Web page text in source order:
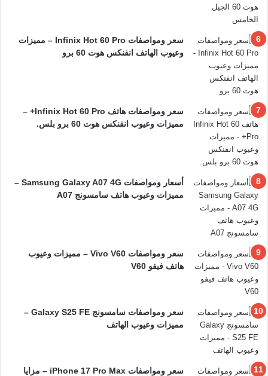
سعر ومواصفات Infinix Hot 60 Pro – مميزات
وعيوب الهاتف انفنكس هوت 60 برو
سعر ومواصفات هاتف Infinix Hot 60 Pro+ –
مميزات وعيوب انفنكس هوت 60 برو بلس.
أسعار ومواصفات Samsung Galaxy A07 4G –
مميزات وعيوب هاتف سامسونج A07
سعر ومواصفات Vivo V60 – مميزات وعيوب
هاتف فيفو V60
سعر ومواصفات سامسونج Galaxy S25 FE –
مميزات وعيوب الهاتف
سعر ومواصفات iPhone 17 Pro Max – مزايا